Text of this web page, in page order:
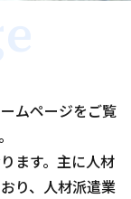
ムページをご覧
ます。主に人材
り、人材派遣業